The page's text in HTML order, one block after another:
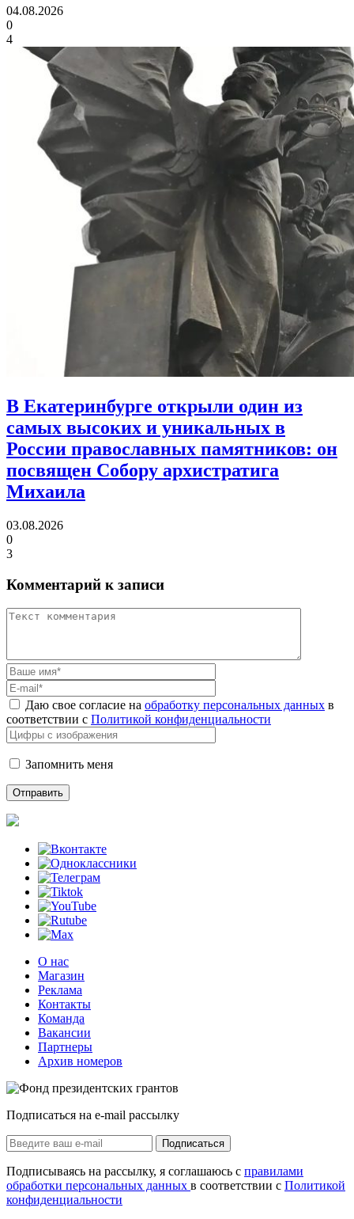
04.08.2026
0
4
В Екатеринбурге открыли один из
самых высоких и уникальных в
России православных памятников: он
посвящен Собору архистратига
Михаила
03.08.2026
0
3
Комментарий к записи
Даю свое согласие на обработку персональных данных в
соответствии с Политикой конфиденциальности
Запомнить меня
О нас
Магазин
Реклама
Контакты
Команда
Вакансии
Партнеры
Архив номеров
Подписаться на e-mail рассылку
Подписаться
Подписываясь на рассылку, я соглашаюсь с правилами
обработки персональных данных в соответствии с Политикой
конфиденциальности